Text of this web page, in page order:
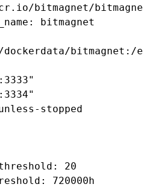
bitmagnet/
bitmagnet
dockerdata/bitmagnet:/
stopped
20
720000h